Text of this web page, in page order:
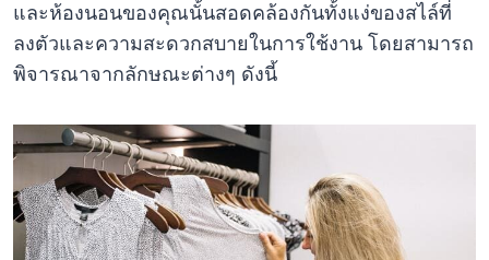
และห้องนอนของคุณนั้นสอดคล้องกันทั้งแง่ของสไล์ที่
ลงตัวและความสะดวกสบายในการใช้งาน โดยสามารถ
พิจารณาจากลักษณะต่างๆ ดังนี้